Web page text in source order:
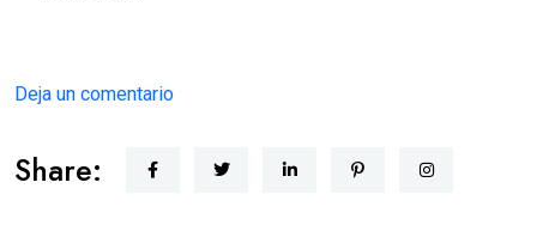
Deja un comentario
Share: